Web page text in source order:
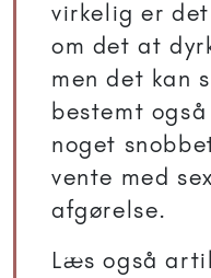
virkelig er
om det at
men det kan
bestemt
noget
vente med
afgørelse.
Læs også